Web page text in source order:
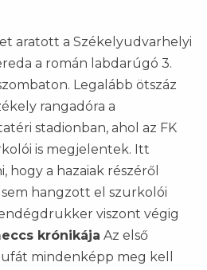
aratott a Székelyudvarhelyi
a román labdarúgó 3.
Legalább ötszáz
rangadóra a
stadionban, ahol az FK
is megjelentek. Itt
a hazaiak részéről
hangzott el szurkolói
viszont végig
krónikája Az első
mindenképp meg kell